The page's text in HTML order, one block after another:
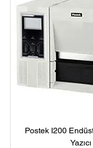
Postek I200
Yazıcı